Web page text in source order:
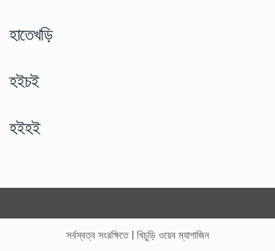
হাতেখড়ি
হইচই
হইহই
সর্বস্বত্ব সংরক্ষিতে | খিচুড়ি ওয়েব ম্যাগাজিন